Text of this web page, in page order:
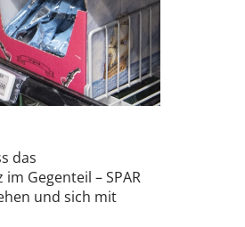
das
Gegenteil – SPAR
und sich mit